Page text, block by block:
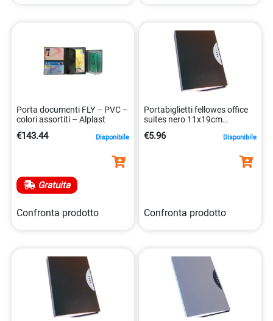
Porta documenti FLY – PVC –
colori assortiti – Alplast
€143.44 Disponibile
Gratuita
Confronta prodotto
Portabiglietti fellowes office
suites nero 11x19cm
€5.96 Disponibile
Confronta prodotto